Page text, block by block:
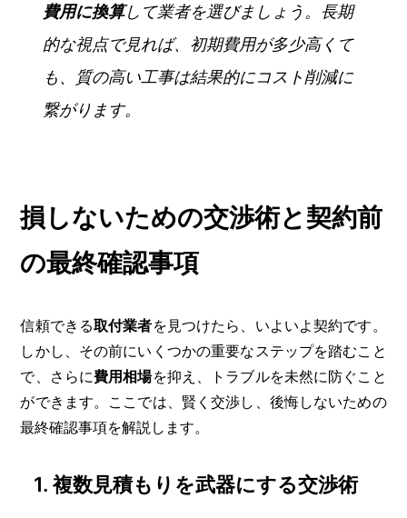
費用に換算して業者を選びましょう。長期
的な視点で見れば、初期費用が多少高くて
も、質の高い工事は結果的にコスト削減に
繋がります。
損しないための交渉術と契約前
の最終確認事項
信頼できる取付業者を見つけたら、いよいよ契約です。
しかし、その前にいくつかの重要なステップを踏むこと
で、さらに費用相場を抑え、トラブルを未然に防ぐこと
ができます。ここでは、賢く交渉し、後悔しないための
最終確認事項を解説します。
1. 複数見積もりを武器にする交渉術